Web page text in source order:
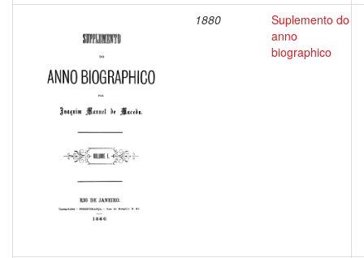
1880
Suplemento do
anno
biographico